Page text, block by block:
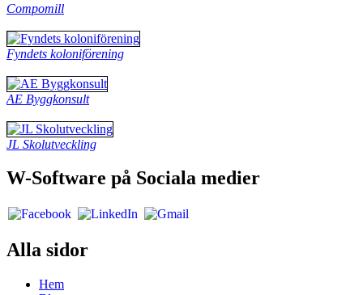
Compomill
Fyndets koloniförening
AE Byggkonsult
JL Skolutveckling
W-Software på Sociala medier
Alla sidor
Hem